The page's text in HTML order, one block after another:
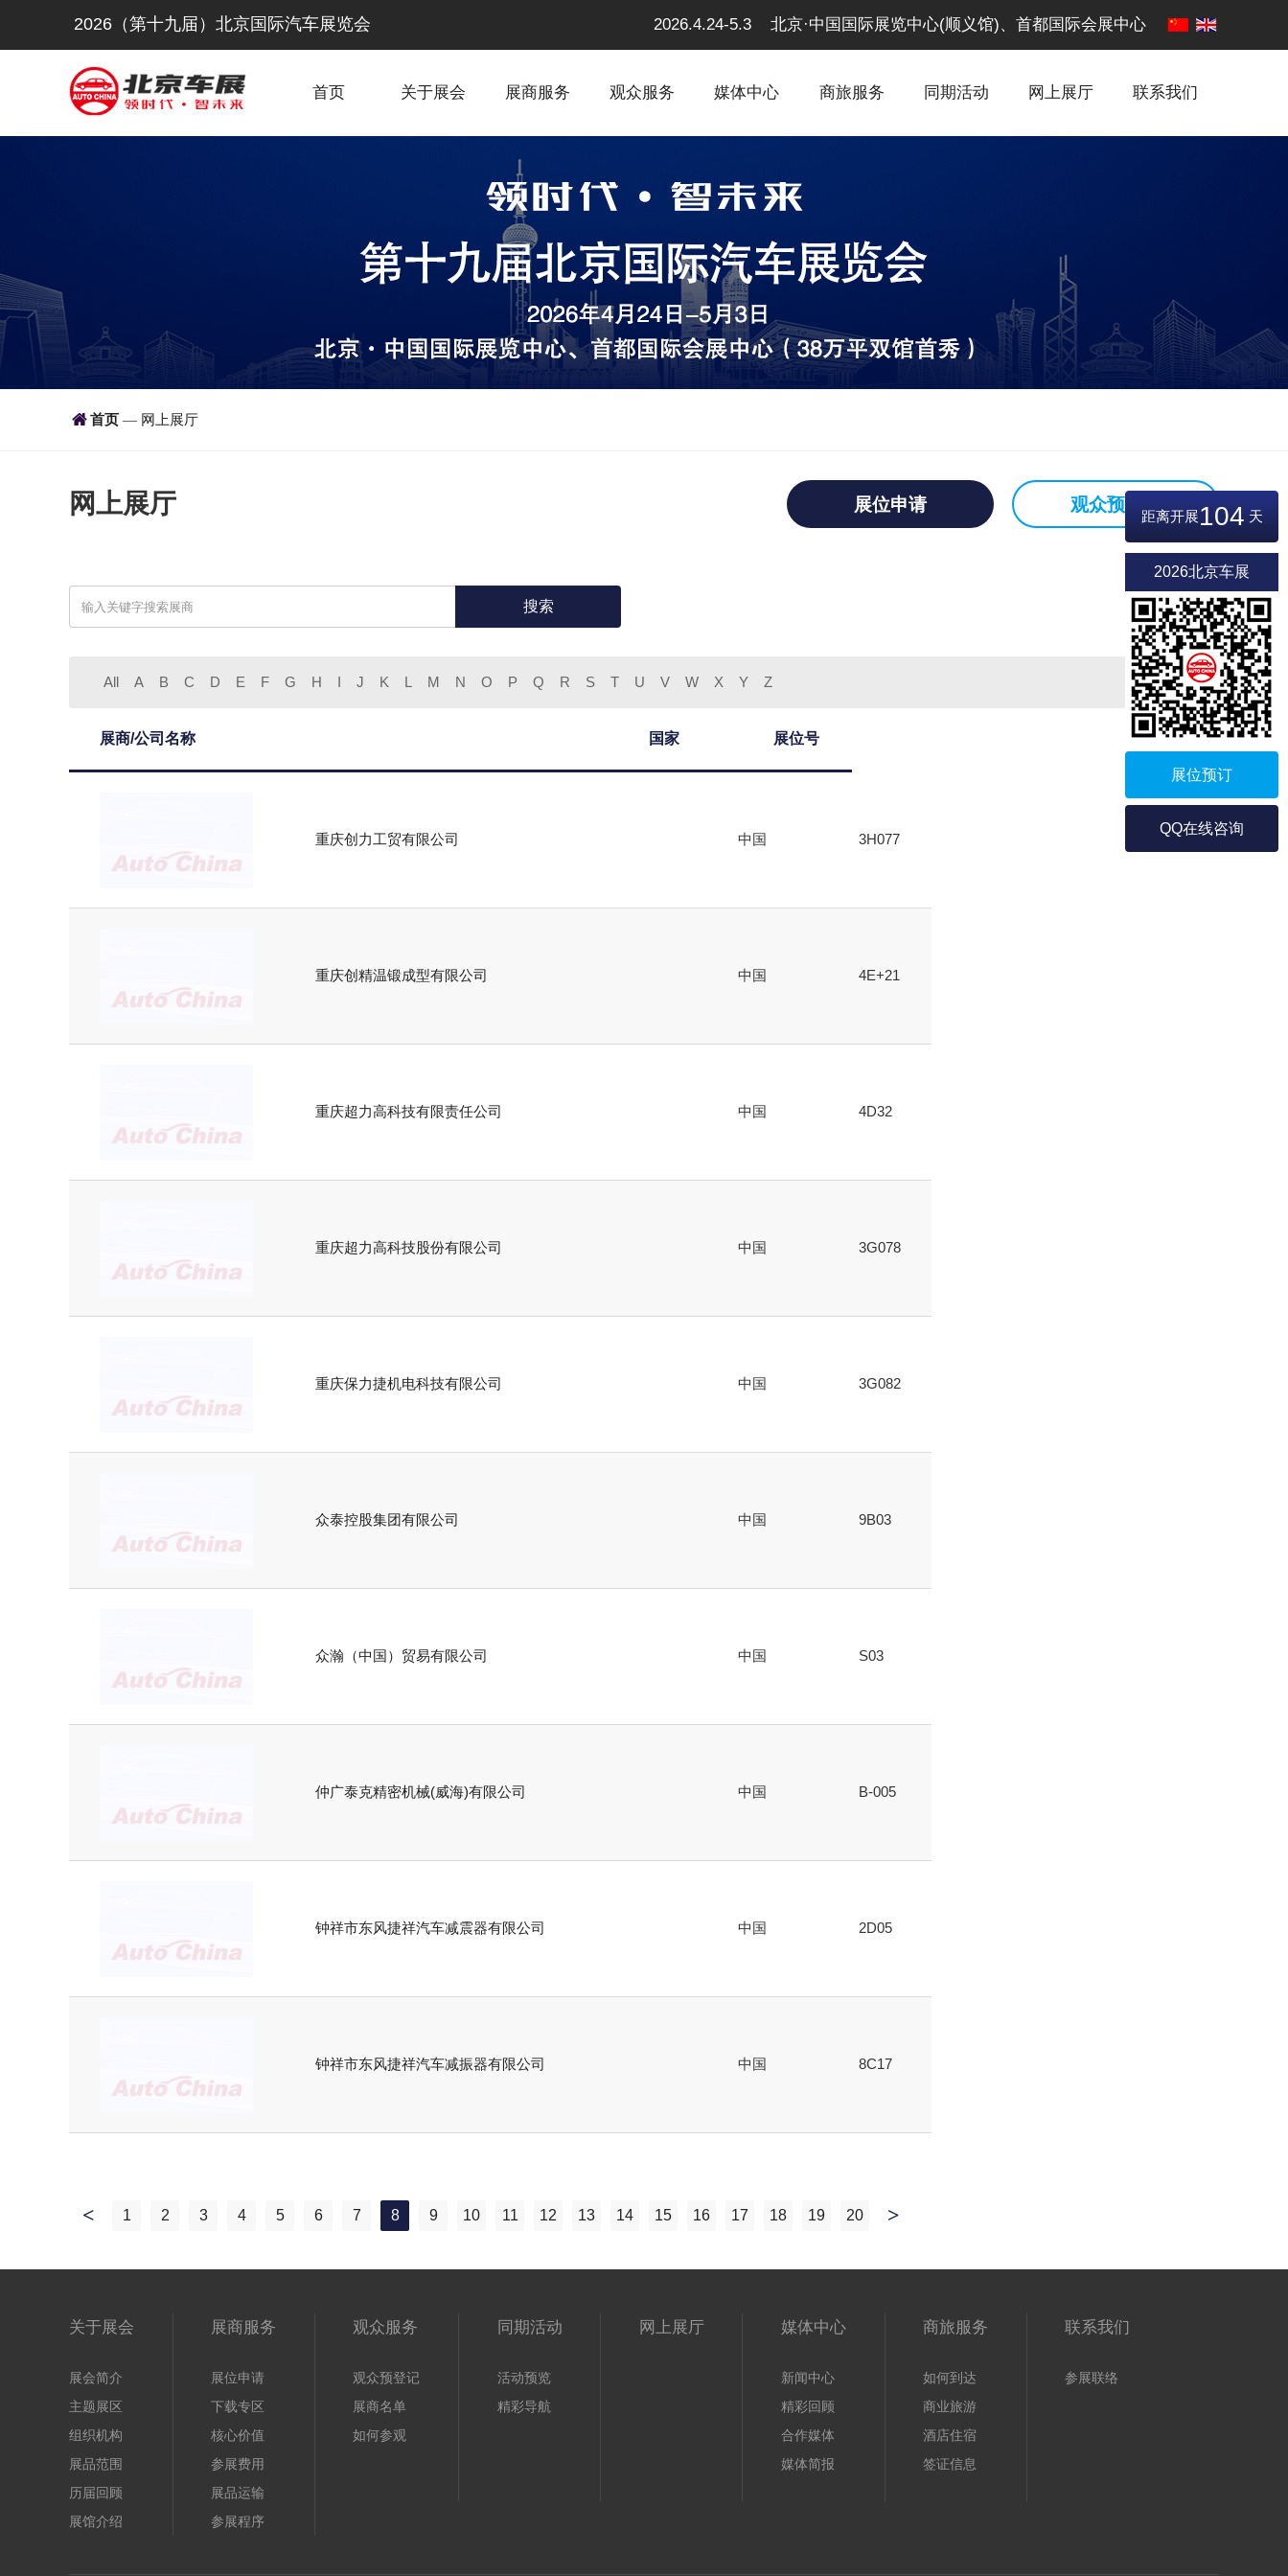
2026（第十九届）北京国际汽车展览会 2026.4.24-5.3 北京·中国国际展览中心(顺义馆)、首都国际会展中心
首页 关于展会 展商服务 观众服务 媒体中心 商旅服务 同期活动 网上展厅 联系我们
距离开展104 天
2026北京车展
展位预订
QQ在线咨询
首页 — 网上展厅
网上展厅 展位申请 观众预登记
搜索
All A B C D E F G H I J K L M N O P Q R S T U V W X Y Z
展商/公司名称 国家 展位号
重庆创力工贸有限公司 中国 3H077
重庆创精温锻成型有限公司 中国 4E+21
重庆超力高科技有限责任公司 中国 4D32
重庆超力高科技股份有限公司 中国 3G078
重庆保力捷机电科技有限公司 中国 3G082
众泰控股集团有限公司 中国 9B03
众瀚（中国）贸易有限公司 中国 S03
仲广泰克精密机械(威海)有限公司 中国 B-005
钟祥市东风捷祥汽车减震器有限公司 中国 2D05
钟祥市东风捷祥汽车减振器有限公司 中国 8C17
1 2 3 4 5 6 7 8 9 10 11 12 13 14 15 16 17 18 19
20
关于展会
展会简介
主题展区
组织机构
展品范围
历届回顾
展馆介绍
展商服务
展位申请
下载专区
核心价值
参展费用
展品运输
参展程序
观众服务
观众预登记
展商名单
如何参观
同期活动
活动预览
精彩导航
网上展厅 媒体中心
新闻中心
精彩回顾
合作媒体
媒体简报
商旅服务
如何到达
商业旅游
酒店住宿
签证信息
联系我们
参展联络